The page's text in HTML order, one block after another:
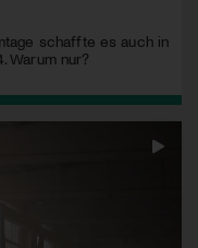
schaffte es auch in
Warum nur?